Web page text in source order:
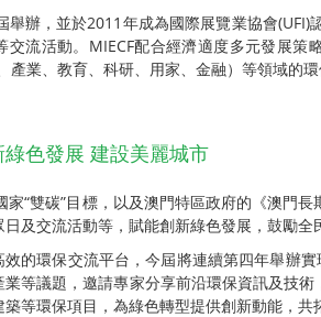
舉辦，並於2011年成為國際展覽業協會
交流活動。MIECF配合經濟適度多元發展策
產業、教育、科研、用家、金融）等領域的
色發展 建設美麗城市
家“雙碳”目標，以及澳門特區政府的《澳門
及交流活動等，賦能創新綠色發展，鼓勵全
效的環保交流平台，今屆將連續第四年舉辦
等議題，邀請專家分享前沿環保資訊及技
等環保項目，為綠色轉型提供創新動能，共